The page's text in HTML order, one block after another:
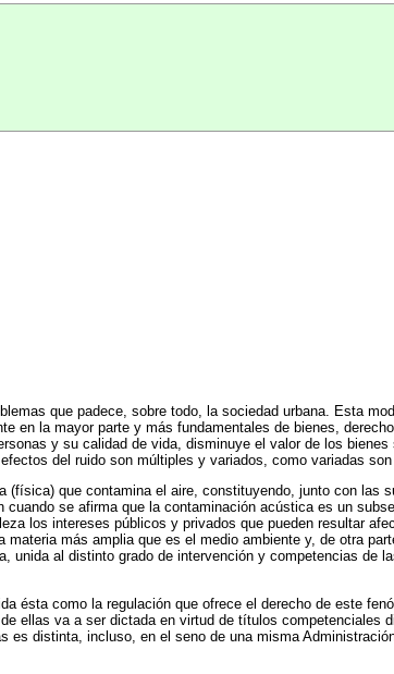
que padece, sobre todo, la sociedad urbana. Esta
en la mayor parte y más fundamentales de bienes,
y su calidad de vida, disminuye el valor de los
del ruido son múltiples y variados, como variadas
(física) que contamina el aire, constituyendo, junto con
se afirma que la contaminación acústica es un
los intereses públicos y privados que pueden resultar
más amplia que es el medio ambiente y, de otra
al distinto grado de intervención y competencias de
ésta como la regulación que ofrece el derecho de este
ellas va a ser dictada en virtud de títulos
es distinta, incluso, en el seno de una misma